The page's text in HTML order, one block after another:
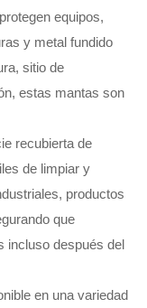
equipos,
y metal fundido
sitio de
estas mantas son
recubierta de
de limpiar y
productos
que
incluso después del
en una variedad